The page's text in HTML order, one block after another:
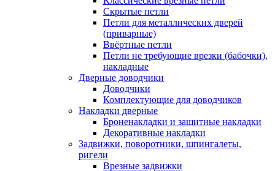
Скрытые петли
Петли для металлических дверей
(приварные)
Ввёртные петли
Петли не требующие врезки (бабочки),
накладные
Дверные доводчики
Доводчики
Комплектующие для доводчиков
Накладки дверные
Броненакладки и защитные накладки
Декоративные накладки
Задвижки, поворотники, шпингалеты,
ригели
Врезные задвижки